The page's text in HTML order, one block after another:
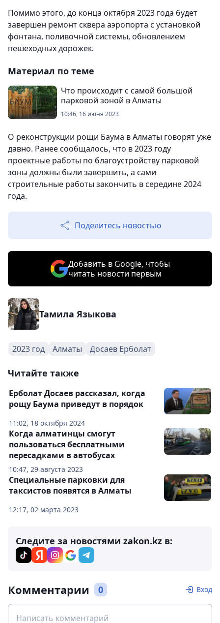
Помимо этого, до конца октября 2023 года будет
завершен ремонт сквера аэропорта с установкой
фонтана, поливочной системы, обновлением
пешеходных дорожек.
Материал по теме
Что происходит с самой большой
парковой зоной в Алматы
10:46, 16 июня 2023
О реконструкции рощи Баума в Алматы говорят уже
давно. Ранее сообщалось, что в 2023 году
проектные работы по благоустройству парковой
зоны должны были завершить, а сами
строительные работы закончить в середине 2024
года.
Поделитесь новостью
Добавить в Google, чтобы
читать новости первым
Тамила Языкова
2023 год Алматы Досаев Ерболат
Читайте также
11:02, 18 октября 2024
Ерболат Досаев рассказал, когда
рощу Баума приведут в порядок
10:47, 29 августа 2023
Когда алматинцы смогут
пользоваться бесплатными
пересадками в автобусах
12:17, 02 марта 2023
Специальные парковки для
таксистов появятся в Алматы
Следите за новостями zakon.kz в:
Комментарии 0 Вход